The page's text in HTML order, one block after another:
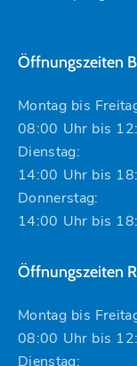
Öffnungszeiten
Montag bis
08:00 Uhr bis
Dienstag:
14:00 Uhr bis
Donnerstag:
14:00 Uhr bis
Öffnungszeiten
Montag bis
08:00 Uhr bis
Dienstag: